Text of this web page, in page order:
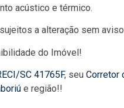
acústico e térmico.
a alteração sem
do Imóvel!
SC 41765F, seu Corretor
e região!!